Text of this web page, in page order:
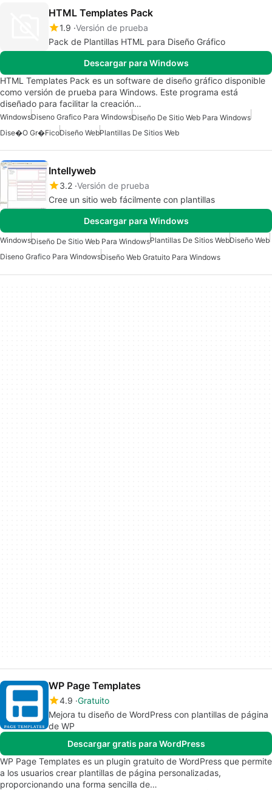
HTML Templates Pack
1.9 Versión de prueba
Pack de Plantillas HTML para Diseño Gráfico
Descargar para Windows
HTML Templates Pack es un software de diseño gráfico disponible
como versión de prueba para Windows. Este programa está
diseñado para facilitar la creación…
WindowsDiseno Grafico Para WindowsDiseño De Sitio Web Para Windows
Dise�o Gr�ficoDiseño WebPlantillas De Sitios Web
Intellyweb
3.2 Versión de prueba
Cree un sitio web fácilmente con plantillas
Descargar para Windows
WindowsDiseño De Sitio Web Para WindowsPlantillas De Sitios WebDiseño Web
Diseno Grafico Para WindowsDiseño Web Gratuito Para Windows
WP Page Templates
4.9 Gratuito
Mejora tu diseño de WordPress con plantillas de página
de WP
Descargar gratis para WordPress
WP Page Templates es un plugin gratuito de WordPress que permite
a los usuarios crear plantillas de página personalizadas,
proporcionando una forma sencilla de…